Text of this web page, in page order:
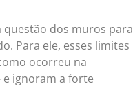
questão dos muros para
Para ele, esses limites
ocorreu na
ignoram a forte